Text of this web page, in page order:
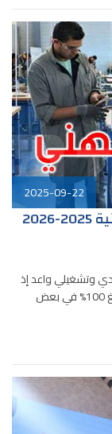
2025-09-22
وتشغيلي واعد إذ
تتجاوز نسبة تشغيلية العديد من الاختصاصات 80%، وتبلغ 100% في بعض